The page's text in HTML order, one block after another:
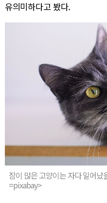
유의미하다고 봤다.
잠이 많은 고양이는 자다 일어났
=pixabay>